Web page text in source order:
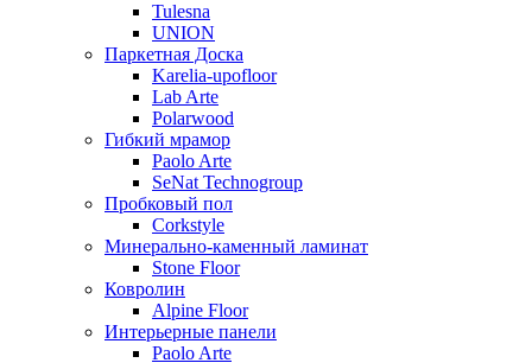
Tulesna
UNION
Паркетная Доска
Karelia-upofloor
Lab Arte
Polarwood
Гибкий мрамор
Paolo Arte
SeNat Technogroup
Пробковый пол
Corkstyle
Минерально-каменный ламинат
Stone Floor
Ковролин
Alpine Floor
Интерьерные панели
Paolo Arte